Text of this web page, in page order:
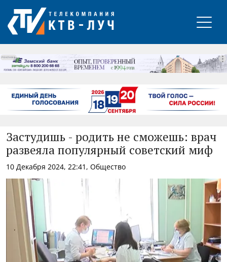
РЕКЛАМА
Застудишь - родить не сможешь: врач
развеяла популярный советский миф
10 Декабря 2024, 22:41, Общество